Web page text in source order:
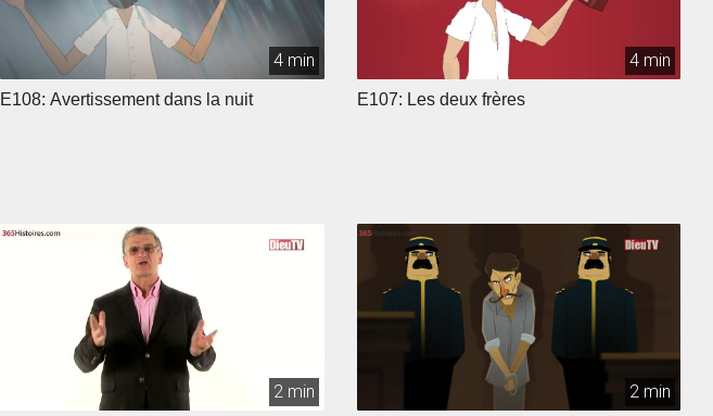
4 min
E108: Avertissement dans la nuit
4 min
E107: Les deux frères
2 min 2 min